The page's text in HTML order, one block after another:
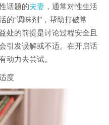
话题的夫妻 ，通常对性生活
的“调味剂”，帮助打破常
处的前提是讨论过程安全且
引发误解或不适。在开启话
动力去尝试。
度